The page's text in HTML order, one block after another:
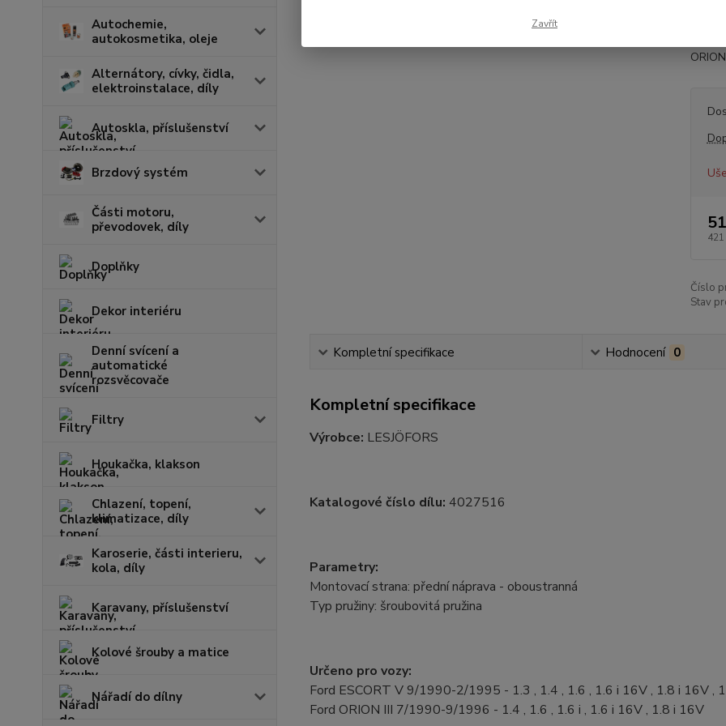
Autochemie,
autokosmetika, oleje
Alternátory, cívky, čidla,
elektroinstalace, díly
Autoskla, příslušenství
Brzdový systém
Části motoru,
převodovek, díly
Doplňky
Dekor interiéru
Denní svícení a
automatické
rozsvěcovače
Filtry
Houkačka, klakson
Chlazení, topení,
klimatizace, díly
Karoserie, části interieru,
kola, díly
Karavany, příslušenství
Kolové šrouby a matice
Nářadí do dílny
9/
421
Číslo
Stav
Kompletní specifikace Hodnocení 0
Kompletní specifikace
Výrobce: LESJÖFORS
Katalogové číslo dílu: 4027516
Parametry:
Montovací strana: přední náprava - oboustranná
Typ pružiny: šroubovitá pružina
Určeno pro vozy:
Ford ESCORT V 9/1990-2/1995 - 1.3 , 1.4 , 1.6 , 1.6 i 16V , 1.8 i 16V ,
Ford ORION III 7/1990-9/1996 - 1.4 , 1.6 , 1.6 i , 1.6 i 16V , 1.8 i 16V
Zavřít